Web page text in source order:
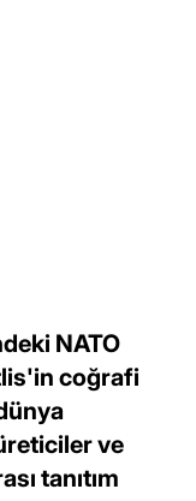
NATO
coğrafi
ve
tanıtım